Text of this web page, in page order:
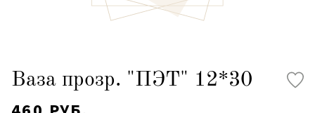
Ваза прозр. "ПЭТ" 12*30